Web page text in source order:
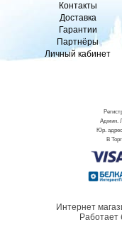
Контакты
Доставка
Гарантии
Партнёры
Личный кабинет
Админ.
Юр.
В
Интернет
Работает